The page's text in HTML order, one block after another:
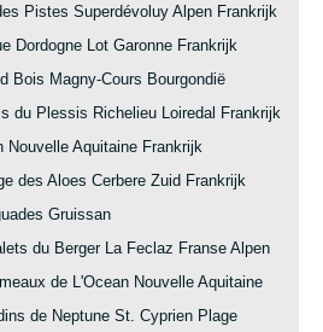
Pistes Superdévoluy Alpen Frankrijk
Dordogne Lot Garonne Frankrijk
Bois Magny-Cours Bourgondië
du Plessis Richelieu Loiredal Frankrijk
Nouvelle Aquitaine Frankrijk
des Aloes Cerbere Zuid Frankrijk
Gruissan
du Berger La Feclaz Franse Alpen
de L'Ocean Nouvelle Aquitaine
de Neptune St. Cyprien Plage